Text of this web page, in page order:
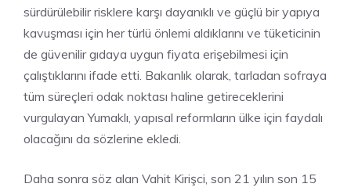
sürdürülebilir risklere karşı dayanıklı ve güçlü bir yapıya
kavuşması için her türlü önlemi aldıklarını ve tüketicinin
de güvenilir gıdaya uygun fiyata erişebilmesi için
çalıştıklarını ifade etti. Bakanlık olarak, tarladan sofraya
tüm süreçleri odak noktası haline getireceklerini
vurgulayan Yumaklı, yapısal reformların ülke için faydalı
olacağını da sözlerine ekledi.
Daha sonra söz alan Vahit Kirişci, son 21 yılın son 15